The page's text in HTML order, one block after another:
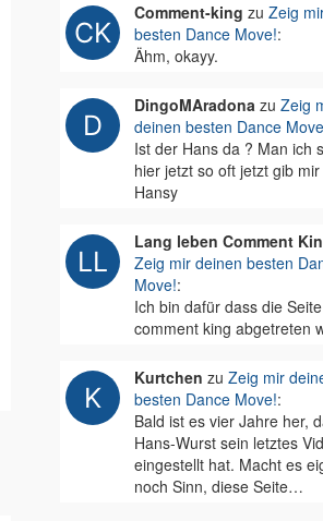
Comment-king zu Zeig
besten Dance Move!:
Ähm, okayy.
DingoMAradonazu Zeig
deinen besten Dance
Ist der Hans da ? Man ich
hier jetzt so oft jetzt gib
Hansy
Lang leben Comment
Zeig mir deinen besten
Move!:
Ich bin dafür dass die
comment king abgetreten
Kurtchen zu Zeig mir
besten Dance Move!:
Bald ist es vier Jahre her,
Hans-Wurst sein letztes
eingestellt hat. Macht es
noch Sinn, diese Seite…